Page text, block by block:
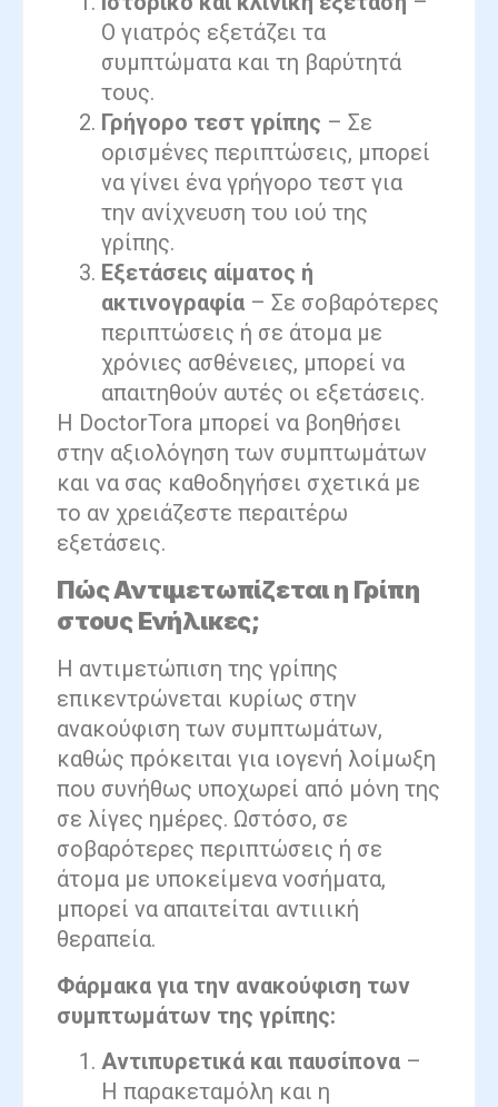
Ο γιατρός εξετάζει τα
συμπτώματα και τη βαρύτητά
τους.
Γρήγορο τεστ γρίπης – Σε
ορισμένες περιπτώσεις, μπορεί
να γίνει ένα γρήγορο τεστ για
την ανίχνευση του ιού της
γρίπης.
Εξετάσεις αίματος ή
ακτινογραφία – Σε σοβαρότερες
περιπτώσεις ή σε άτομα με
χρόνιες ασθένειες, μπορεί να
απαιτηθούν αυτές οι εξετάσεις.
Η DoctorTora μπορεί να βοηθήσει
στην αξιολόγηση των συμπτωμάτων
και να σας καθοδηγήσει σχετικά με
το αν χρειάζεστε περαιτέρω
εξετάσεις.
Πώς Αντιμετωπίζεται η Γρίπη
στους Ενήλικες;
Η αντιμετώπιση της γρίπης
επικεντρώνεται κυρίως στην
ανακούφιση των συμπτωμάτων,
καθώς πρόκειται για ιογενή λοίμωξη
που συνήθως υποχωρεί από μόνη της
σε λίγες ημέρες. Ωστόσο, σε
σοβαρότερες περιπτώσεις ή σε
άτομα με υποκείμενα νοσήματα,
μπορεί να απαιτείται αντιιική
θεραπεία.
Φάρμακα για την ανακούφιση των
συμπτωμάτων της γρίπης:
Αντιπυρετικά και παυσίπονα –
Η παρακεταμόλη και η